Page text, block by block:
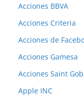
Acciones BBVA
Acciones Criteria
Acciones de
Acciones Gamesa
Acciones Saint
Apple INC